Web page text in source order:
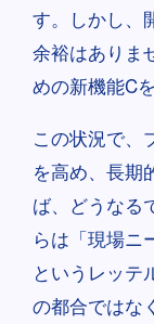
す。しかし、
余裕はありま
めの新機能C
この状況で、
を高め、長期
ば、どうなる
らは「現場ニ
というレッテ
の都合ではな